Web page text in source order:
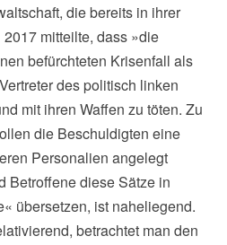
die bereits in ihrer
mitteilte, dass »die
befürchteten Krisenfall als
des politisch linken
mit ihren Waffen zu töten. Zu
die Beschuldigten eine
Personalien angelegt
Betroffene diese Sätze in
übersetzen, ist naheliegend.
betrachtet man den